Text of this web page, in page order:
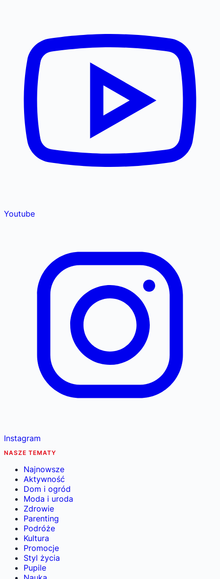
Youtube
Instagram
NASZE TEMATY
Najnowsze
Aktywność
Dom i ogród
Moda i uroda
Zdrowie
Parenting
Podróże
Kultura
Promocje
Styl życia
Pupile